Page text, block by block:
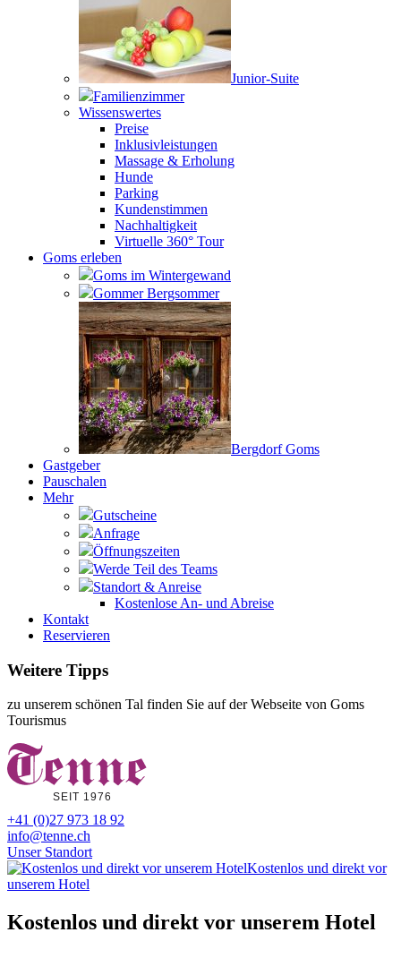
Junior-Suite
Familienzimmer
Wissenswertes
Preise
Inklusivleistungen
Massage & Erholung
Hunde
Parking
Kundenstimmen
Nachhaltigkeit
Virtuelle 360° Tour
Goms erleben
Goms im Wintergewand
Gommer Bergsommer
Bergdorf Goms
Gastgeber
Pauschalen
Mehr
Gutscheine
Anfrage
Öffnungszeiten
Werde Teil des Teams
Standort & Anreise
Kostenlose An- und Abreise
Kontakt
Reservieren
Weitere Tipps
zu unserem schönen Tal finden Sie auf der Webseite von Goms
Tourismus
+41 (0)27 973 18 92
info@tenne.ch
Unser Standort
Kostenlos und direkt vor
unserem Hotel
Kostenlos und direkt vor unserem Hotel